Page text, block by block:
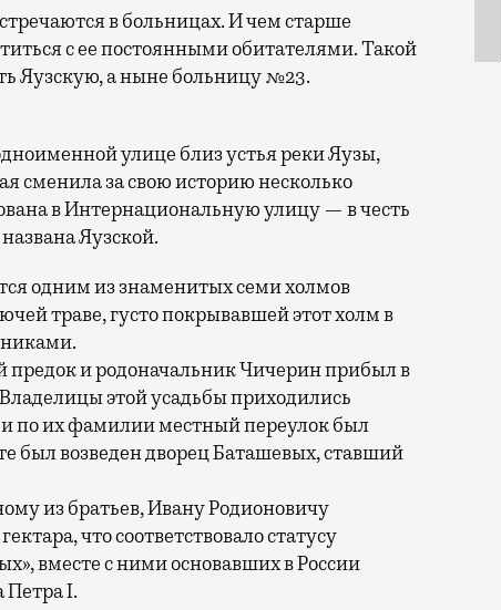
с ее постоянными обитателями. Такой
Яузскую, а ныне больницу №23.
улице близ устья реки Яузы,
сменила за свою историю несколько
в Интернациональную улицу — в честь
Яузской.
одним из знаменитых семи холмов
траве, густо покрывавшей этот холм в
предок и родоначальник Чичерин прибыл в
этой усадьбы приходились
по их фамилии местный переулок был
был возведен дворец Баташевых, ставший
из братьев, Ивану Родионовичу
что соответствовало статусу
вместе с ними основавших в России
Петра I.